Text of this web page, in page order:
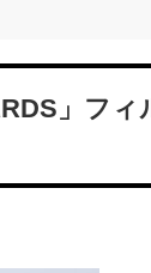
」フィ